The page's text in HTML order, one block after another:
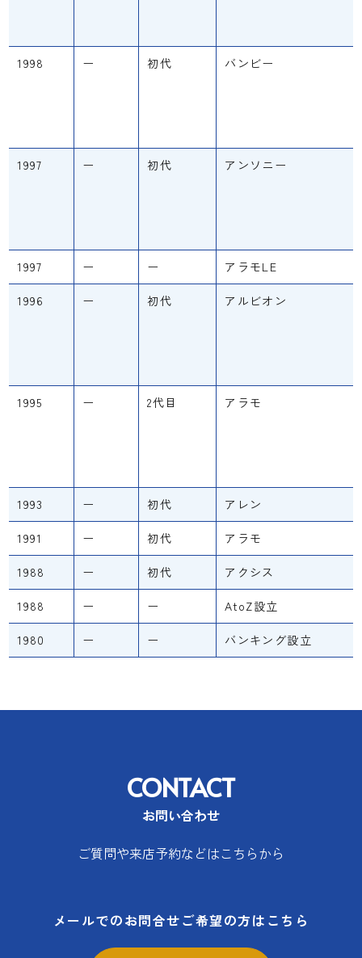
1998 ー 初代 バンビー
1997 ー 初代 アンソニー
1997 ー ー アラモLE
1996 ー 初代 アルビオン
1995 ー 2代目 アラモ
1993 ー 初代 アレン
1991 ー 初代 アラモ
1988 ー 初代 アクシス
1988 ー ー AtoZ設立
1980 ー ー バンキング設立
CONTACT
お問い合わせ
ご質問や来店予約などはこちらから
メールでのお問合せご希望の方はこちら